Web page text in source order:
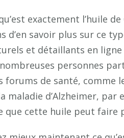
exactement l’huile
d’en savoir plus sur ce
et détaillants en
personnes
de santé, comme
d’Alzheimer, par
que cette huile peut faire